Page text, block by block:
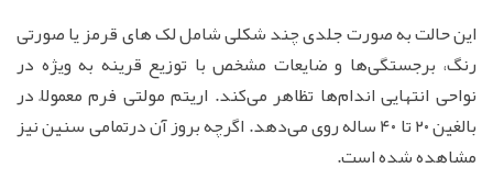
این حالت به صورت جلدی چند شکلی شامل لک های قرمز یا صورتی
رنگ، برجستگی‌ها و ضایعات مشخص با توزیع قرینه به ویژه در
نواحی انتهایی اندام‌ها تظاهر می‌کند. اریتم مولتی فرم معمولاً در
بالغین ۲۰ تا ۴۰ ساله روی می‌دهد. اگرچه بروز آن درتمامی سنین نیز
مشاهده شده است.